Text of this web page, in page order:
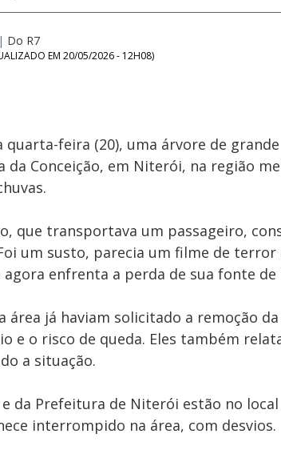
| Do R7
EM 20/05/2026 - 12H08)
quarta-feira (20), uma árvore de
da Conceição, em Niterói, na região
que transportava um passageiro,
um susto, parecia um filme de
enfrenta a perda de sua fonte de
área já haviam solicitado a remoção
e o risco de queda. Eles também
a situação.
e da Prefeitura de Niterói estão no
interrompido na área, com desvios.